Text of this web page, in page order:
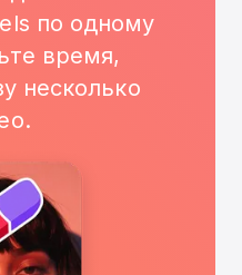
по одному
время,
несколько